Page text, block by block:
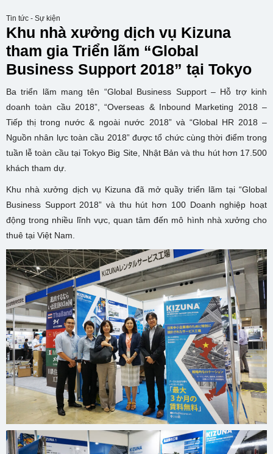
Tin tức - Sự kiện
Khu nhà xưởng dịch vụ Kizuna
tham gia Triển lãm “Global
Business Support 2018” tại Tokyo
Ba triển lãm mang tên “Global Business Support – Hỗ trợ kinh
doanh toàn cầu 2018”, “Overseas & Inbound Marketing 2018 –
Tiếp thị trong nước & ngoài nước 2018” và “Global HR 2018 –
Nguồn nhân lực toàn cầu 2018” được tổ chức cùng thời điểm trong
tuần lễ toàn cầu tại Tokyo Big Site, Nhật Bản và thu hút hơn 17.500
khách tham dự.
Khu nhà xưởng dịch vụ Kizuna đã mở quầy triển lãm tại “Global
Business Support 2018” và thu hút hơn 100 Doanh nghiệp hoạt
động trong nhiều lĩnh vực, quan tâm đến mô hình nhà xưởng cho
thuê tại Việt Nam.